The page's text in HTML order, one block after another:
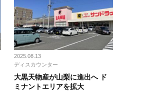
2025.08.13
ディスカウンター
大黒天物産が山梨に進出へ ド
ミナントエリアを拡大